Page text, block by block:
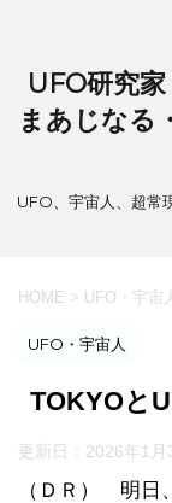
UFO研究
まあじなる
UFO、宇宙人、超常
HOME > UFO・宇宙
UFO・宇宙人
TOKYOと
更新日： 2026年1月
（ＤＲ） 明日